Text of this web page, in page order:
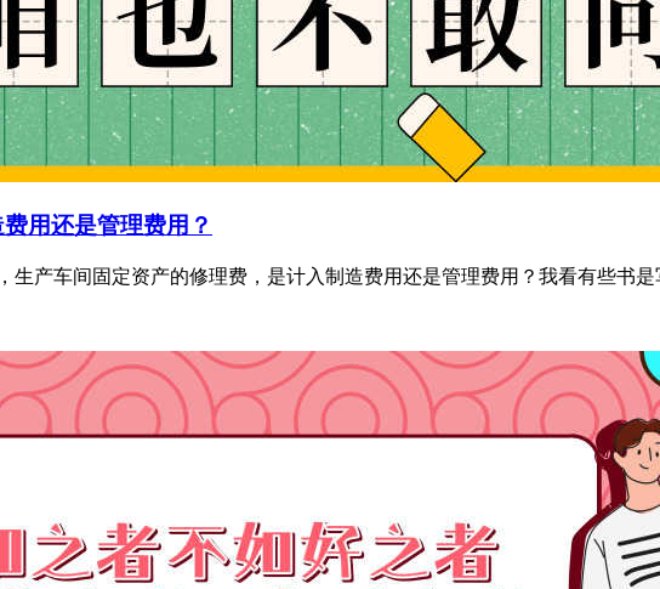
用还是管理费用？
生产车间固定资产的修理费，是计入制造费用还是管理费用？我看有些书